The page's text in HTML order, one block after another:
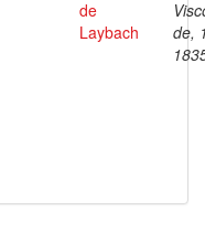
de
Laybach
de,